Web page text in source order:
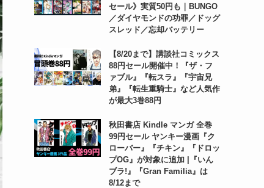
セール》実質50円も｜BUNGO
／ダイヤモンドの功罪／ドッグ
スレッド／忘却バッテリー
【8/20まで】講談社コミックス
88円セール開催中！『ザ・フ
ァブル』『転スラ』『宇宙兄
弟』『転生重騎士』など人気作
が最大3巻88円
秋田書店 Kindle マンガ 全巻
99円セール ヤンキー漫画『ク
ローバー』『チキン』『ドロッ
プOG』が対象に追加 |『いん
ブラ!』『Gran Familia』は
8/12まで